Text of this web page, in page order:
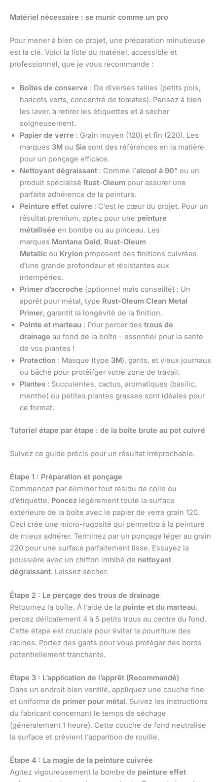
Matériel nécessaire : se munir comme un pro
Pour mener à bien ce projet, une préparation minutieuse
est la clé. Voici la liste du matériel, accessible et
professionnel, que je vous recommande :
Boîtes de conserve : De diverses tailles (petits pois,
haricots verts, concentré de tomates). Pensez à bien
les laver, à retirer les étiquettes et à sécher
soigneusement.
Papier de verre : Grain moyen (120) et fin (220). Les
marques 3M ou Sia sont des références en la matière
pour un ponçage efficace.
Nettoyant dégraissant : Comme l’alcool à 90° ou un
produit spécialisé Rust-Oleum pour assurer une
parfaite adhérence de la peinture.
Peinture effet cuivre : C’est le cœur du projet. Pour un
résultat premium, optez pour une peinture
métallisée en bombe ou au pinceau. Les
marques Montana Gold, Rust-Oleum
Metallic ou Krylon proposent des finitions cuivrées
d’une grande profondeur et résistantes aux
intempéries.
Primer d’accroche (optionnel mais conseillé) : Un
apprêt pour métal, type Rust-Oleum Clean Metal
Primer, garantit la longévité de la finition.
Pointe et marteau : Pour percer des trous de
drainage au fond de la boîte – essentiel pour la santé
de vos plantes !
Protection : Masque (type 3M), gants, et vieux journaux
ou bâche pour protéifger votre zone de travail.
Plantes : Succulentes, cactus, aromatiques (basilic,
menthe) ou petites plantes grasses sont idéales pour
ce format.
Tutoriel étape par étape : de la boîte brute au pot cuivré
Suivez ce guide précis pour un résultat irréprochable.
Étape 1 : Préparation et ponçage
Commencez par éliminer tout résidu de colle ou
d’étiquette. Poncez légèrement toute la surface
extérieure de la boîte avec le papier de verre grain 120.
Ceci crée une micro-rugosité qui permettra à la peinture
de mieux adhérer. Terminez par un ponçage léger au grain
220 pour une surface parfaitement lisse. Essuyez la
poussière avec un chiffon imbibé de nettoyant
dégraissant. Laissez sécher.
Étape 2 : Le perçage des trous de drainage
Retournez la boîte. À l’aide de la pointe et du marteau,
percez délicatement 4 à 5 petits trous au centre du fond.
Cette étape est cruciale pour éviter la pourriture des
racines. Portez des gants pour vous protéger des bords
potentiellement tranchants.
Étape 3 : L’application de l’apprêt (Recommandé)
Dans un endroit bien ventilé, appliquez une couche fine
et uniforme de primer pour métal. Suivez les instructions
du fabricant concernant le temps de séchage
(généralement 1 heure). Cette couche de fond neutralise
la surface et prévient l’apparition de rouille.
Étape 4 : La magie de la peinture cuivrée
Agitez vigoureusement la bombe de peinture effet